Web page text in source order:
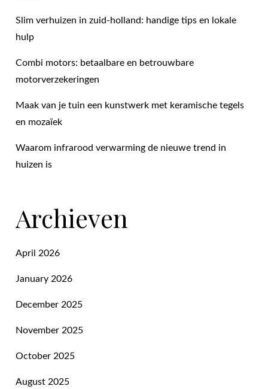
Slim verhuizen in zuid-holland: handige tips en lokale
hulp
Combi motors: betaalbare en betrouwbare
motorverzekeringen
Maak van je tuin een kunstwerk met keramische tegels
en mozaïek
Waarom infrarood verwarming de nieuwe trend in
huizen is
Archieven
April 2026
January 2026
December 2025
November 2025
October 2025
August 2025